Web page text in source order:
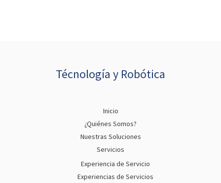
Técnología y Robótica
Inicio
¿Quiénes Somos?
Nuestras Soluciones
Servicios
Experiencia de Servicio
Experiencias de Servicios